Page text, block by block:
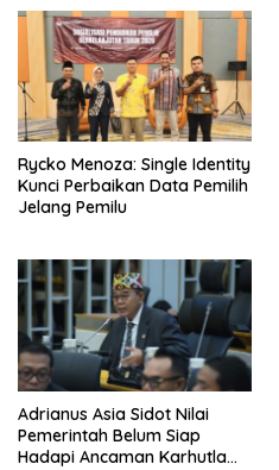
Rycko Menoza: Single Identity
Kunci Perbaikan Data Pemilih
Jelang Pemilu
Adrianus Asia Sidot Nilai
Pemerintah Belum Siap
Hadapi Ancaman Karhutla